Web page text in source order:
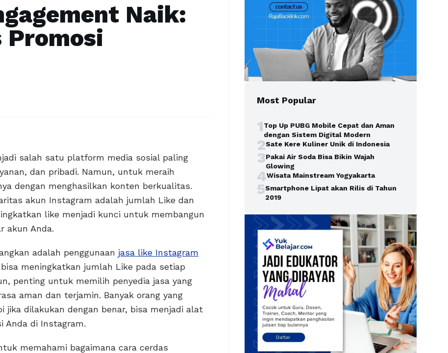
Naik:
Promosi
salah satu platform media sosial paling
dan pribadi. Namun, untuk meraih
dengan menghasilkan konten berkualitas.
akun Instagram adalah jumlah Like dan
like menjadi kunci untuk membangun
akun Anda.
adalah penggunaan jasa like Instagram
meningkatkan jumlah Like pada setiap
penting untuk memilih penyedia jasa yang
aman dan terjamin. Banyak orang yang
dilakukan dengan benar, bisa menjadi alat
Anda di Instagram.
memahami bagaimana cara cerdas
Most Popular
1Top Up PUBG Mobile Cepat dan Aman
dengan Sistem Digital Modern
2Sate Kere Kuliner Unik di Indonesia
3Pakai Air Soda Bisa Bikin Wajah
Glowing
4Wisata Mainstream Yogyakarta
5Smartphone Lipat akan Rilis di Tahun
2019